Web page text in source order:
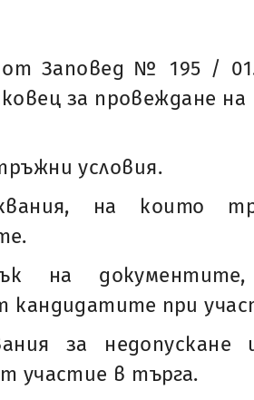
Заповед № 195 /
за провеждане на
условия.
на които
на
кандидатите при
за недопускане
участие в търга.